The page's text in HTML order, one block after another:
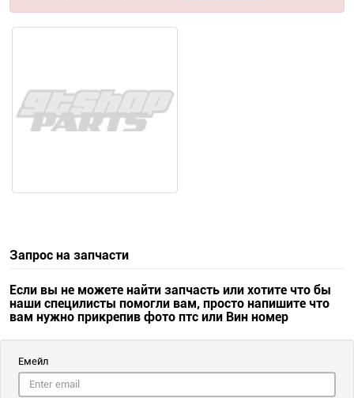
Запрос на запчасти
Если вы не можете найти запчасть или хотите что бы
наши специлисты помогли вам, просто напишите что
вам нужно прикрепив фото птс или Вин номер
Емейл